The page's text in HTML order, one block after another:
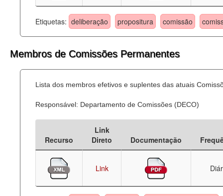
Etiquetas: deliberação propositura comissão
Membros de Comissões Permanentes
Lista dos membros efetivos e suplentes das atuais
Responsável: Departamento de Comissões (DECO)
Recurso
Link
Direto
Documentação
Link